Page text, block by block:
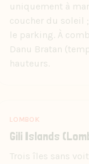
uniquement à
coucher du soleil
le parking. À
Danu Bratan
hauteurs.
LOMBOK
Gili Islands
Trois îles sans